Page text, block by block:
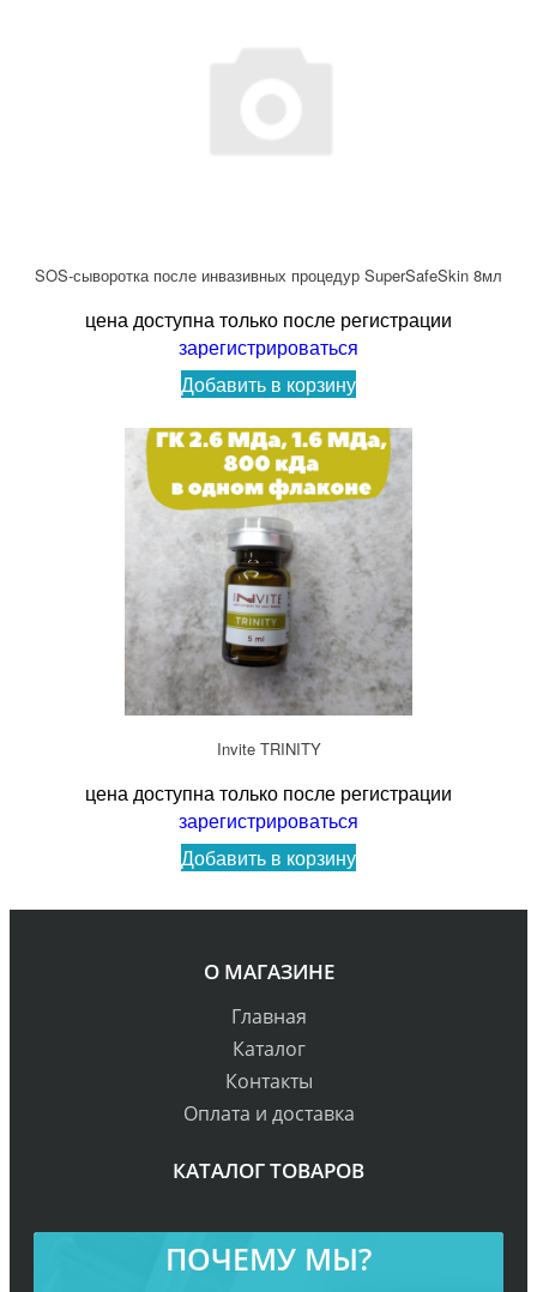
SOS-сыворотка после инвазивных процедур SuperSafeSkin 8мл
цена доступна только после регистрации
зарегистрироваться
Добавить в корзину
Invite TRINITY
цена доступна только после регистрации
зарегистрироваться
Добавить в корзину
О МАГАЗИНЕ
Главная
Каталог
Контакты
Оплата и доставка
КАТАЛОГ ТОВАРОВ
ПОЧЕМУ МЫ?